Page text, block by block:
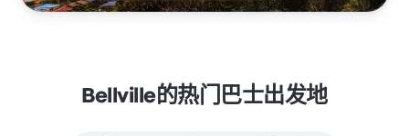
Bellville的热门巴士出发地